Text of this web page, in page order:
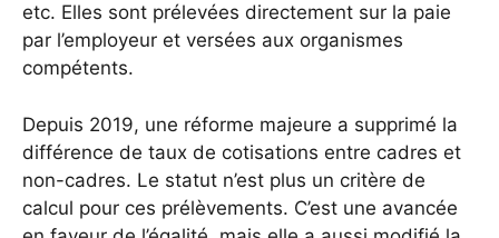
etc. Elles sont prélevées directement sur la paie
par l’employeur et versées aux organismes
compétents.
Depuis 2019, une réforme majeure a supprimé la
différence de taux de cotisations entre cadres et
non-cadres. Le statut n’est plus un critère de
calcul pour ces prélèvements. C’est une avancée